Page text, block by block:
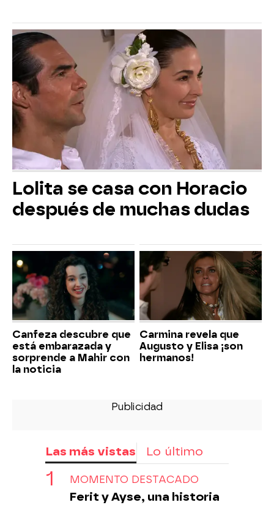
Lolita se casa con Horacio
después de muchas dudas
Canfeza descubre que
está embarazada y
sorprende a Mahir con
la noticia
Carmina revela que
Augusto y Elisa ¡son
hermanos!
Las más vistas Lo último
MOMENTO DESTACADO
Ferit y Ayse, una historia